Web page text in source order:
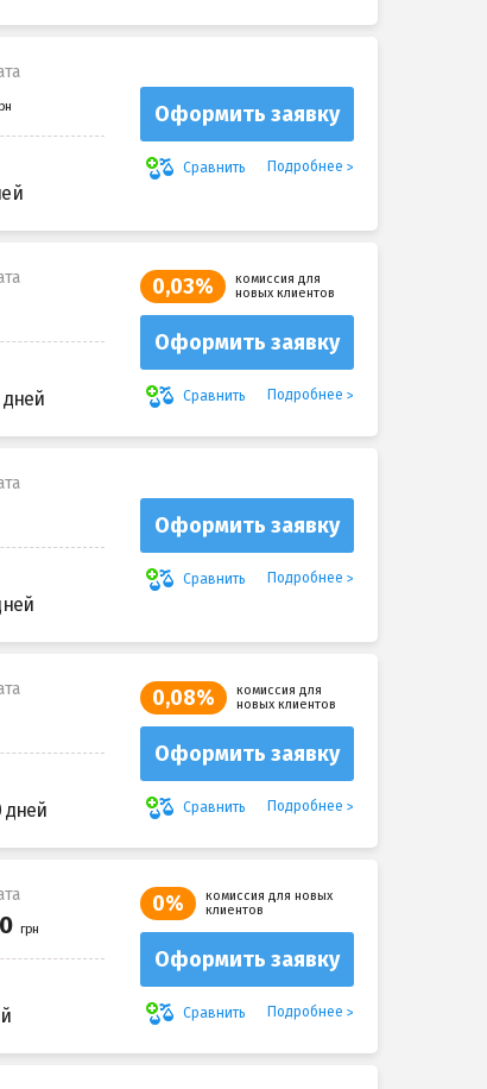
Оформить заявку
Сравнить Подробнее
дней
0,03%
комиссия для
новых клиентов
Оформить заявку
Сравнить Подробнее
Оформить заявку
Сравнить Подробнее
дней
0,08%
комиссия для
новых клиентов
Оформить заявку
Сравнить Подробнее
0%
комиссия для новых
клиентов
Оформить заявку
Сравнить Подробнее